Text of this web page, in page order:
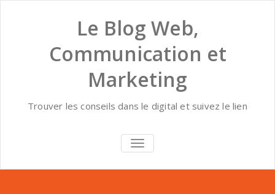
Le Blog Web,
Communication et
Marketing
Trouver les conseils dans le digital et suivez le lien
AFFICHER/MASQUER
LA